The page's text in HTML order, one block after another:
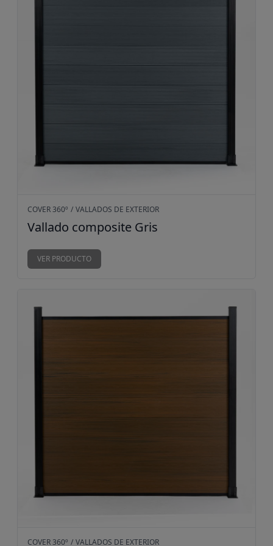
COVER 360º / VALLADOS DE EXTERIOR
Vallado composite Gris
VER PRODUCTO
COVER 360º / VALLADOS DE EXTERIOR